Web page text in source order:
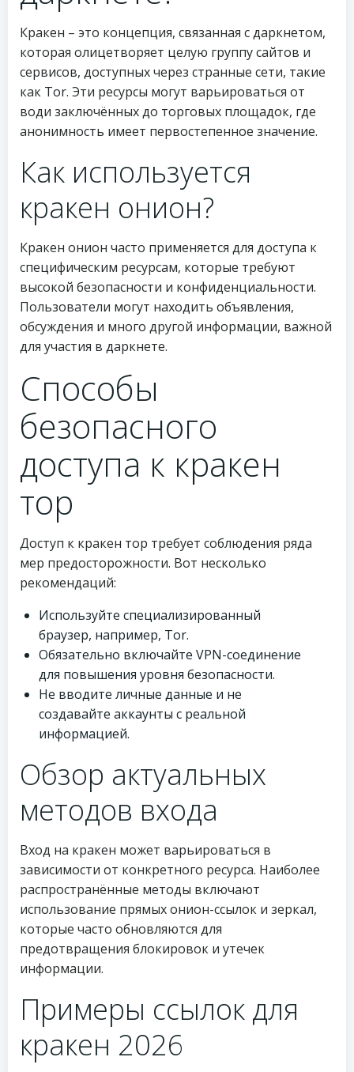
Кракен – это концепция, связанная с даркнетом,
которая олицетворяет целую группу сайтов и
сервисов, доступных через странные сети, такие
как Tor. Эти ресурсы могут варьироваться от
води заключённых до торговых площадок, где
анонимность имеет первостепенное значение.
Как используется
кракен онион?
Кракен онион часто применяется для доступа к
специфическим ресурсам, которые требуют
высокой безопасности и конфиденциальности.
Пользователи могут находить объявления,
обсуждения и много другой информации, важной
для участия в даркнете.
Способы
безопасного
доступа к кракен
тор
Доступ к кракен тор требует соблюдения ряда
мер предосторожности. Вот несколько
рекомендаций:
Используйте специализированный
браузер, например, Tor.
Обязательно включайте VPN-соединение
для повышения уровня безопасности.
Не вводите личные данные и не
создавайте аккаунты с реальной
информацией.
Обзор актуальных
методов входа
Вход на кракен может варьироваться в
зависимости от конкретного ресурса. Наиболее
распространённые методы включают
использование прямых онион-ссылок и зеркал,
которые часто обновляются для
предотвращения блокировок и утечек
информации.
Примеры ссылок для
кракен 2026